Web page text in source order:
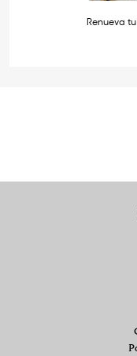
Renueva